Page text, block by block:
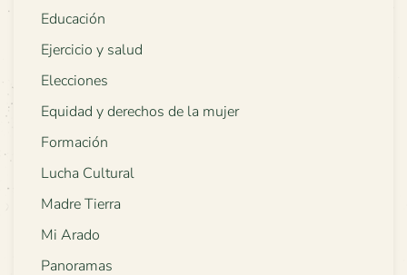
Educación
Ejercicio y salud
Elecciones
Equidad y derechos de la mujer
Formación
Lucha Cultural
Madre Tierra
Mi Arado
Panoramas